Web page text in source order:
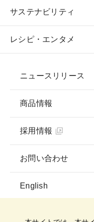
サステナビリティ
レシピ・エンタメ
ニュースリリース
商品情報
採用情報
お問い合わせ
English
ご利用規約
クッキーポ